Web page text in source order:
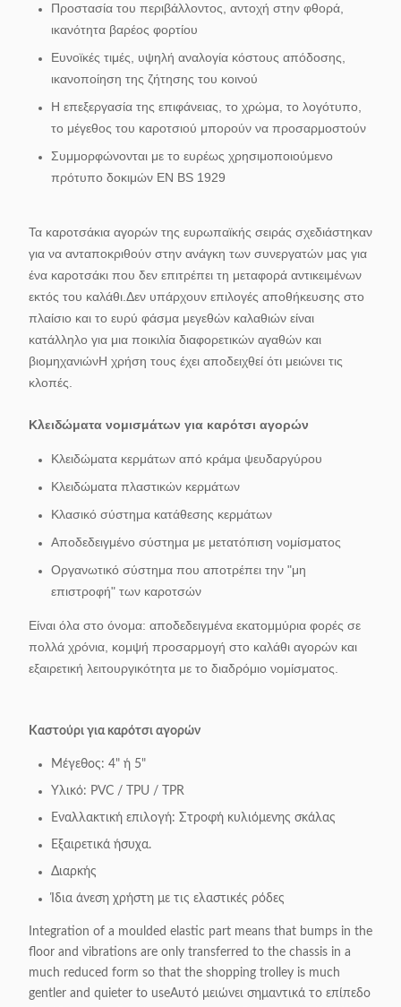
Προστασία του περιβάλλοντος, αντοχή στην φθορά,
ικανότητα βαρέος φορτίου
Ευνοϊκές τιμές, υψηλή αναλογία κόστους απόδοσης,
ικανοποίηση της ζήτησης του κοινού
Η επεξεργασία της επιφάνειας, το χρώμα, το λογότυπο,
το μέγεθος του καροτσιού μπορούν να προσαρμοστούν
Συμμορφώνονται με το ευρέως χρησιμοποιούμενο
πρότυπο δοκιμών EN BS 1929
Τα καροτσάκια αγορών της ευρωπαϊκής σειράς σχεδιάστηκαν
για να ανταποκριθούν στην ανάγκη των συνεργατών μας για
ένα καροτσάκι που δεν επιτρέπει τη μεταφορά αντικειμένων
εκτός του καλάθι.Δεν υπάρχουν επιλογές αποθήκευσης στο
πλαίσιο και το ευρύ φάσμα μεγεθών καλαθιών είναι
κατάλληλο για μια ποικιλία διαφορετικών αγαθών και
βιομηχανιώνΗ χρήση τους έχει αποδειχθεί ότι μειώνει τις
κλοπές.
Κλειδώματα νομισμάτων για καρότσι αγορών
Κλειδώματα κερμάτων από κράμα ψευδαργύρου
Κλειδώματα πλαστικών κερμάτων
Κλασικό σύστημα κατάθεσης κερμάτων
Αποδεδειγμένο σύστημα με μετατόπιση νομίσματος
Οργανωτικό σύστημα που αποτρέπει την "μη
επιστροφή" των καροτσών
Είναι όλα στο όνομα: αποδεδειγμένα εκατομμύρια φορές σε
πολλά χρόνια, κομψή προσαρμογή στο καλάθι αγορών και
εξαιρετική λειτουργικότητα με το διαδρόμιο νομίσματος.
Καστούρι για καρότσι αγορών
Μέγεθος: 4" ή 5"
Υλικό: PVC / TPU / TPR
Εναλλακτική επιλογή: Στροφή κυλιόμενης σκάλας
Εξαιρετικά ήσυχα.
Διαρκής
Ίδια άνεση χρήστη με τις ελαστικές ρόδες
Integration of a moulded elastic part means that bumps in the
floor and vibrations are only transferred to the chassis in a
much reduced form so that the shopping trolley is much
gentler and quieter to useΑυτό μειώνει σημαντικά το επίπεδο